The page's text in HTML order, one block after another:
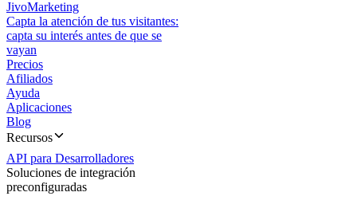
JivoMarketing
Capta la atención de tus visitantes:
capta su interés antes de que se
vayan
Precios
Afiliados
Ayuda
Aplicaciones
Blog
Recursos
API para Desarrolladores
Soluciones de integración
preconfiguradas